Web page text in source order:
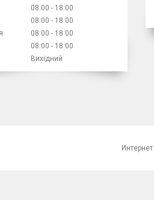
08:00
18:00
08:00
18:00
08:00
18:00
08:00
18:00
Вихідний